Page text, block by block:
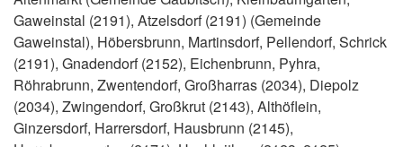
Gaweinstal (2191), Atzelsdorf (2191) (Gemeinde
Gaweinstal), Höbersbrunn, Martinsdorf, Pellendorf, Schrick
(2191), Gnadendorf (2152), Eichenbrunn, Pyhra,
Röhrabrunn, Zwentendorf, Großharras (2034), Diepolz
(2034), Zwingendorf, Großkrut (2143), Althöflein,
Ginzersdorf, Harrersdorf, Hausbrunn (2145),